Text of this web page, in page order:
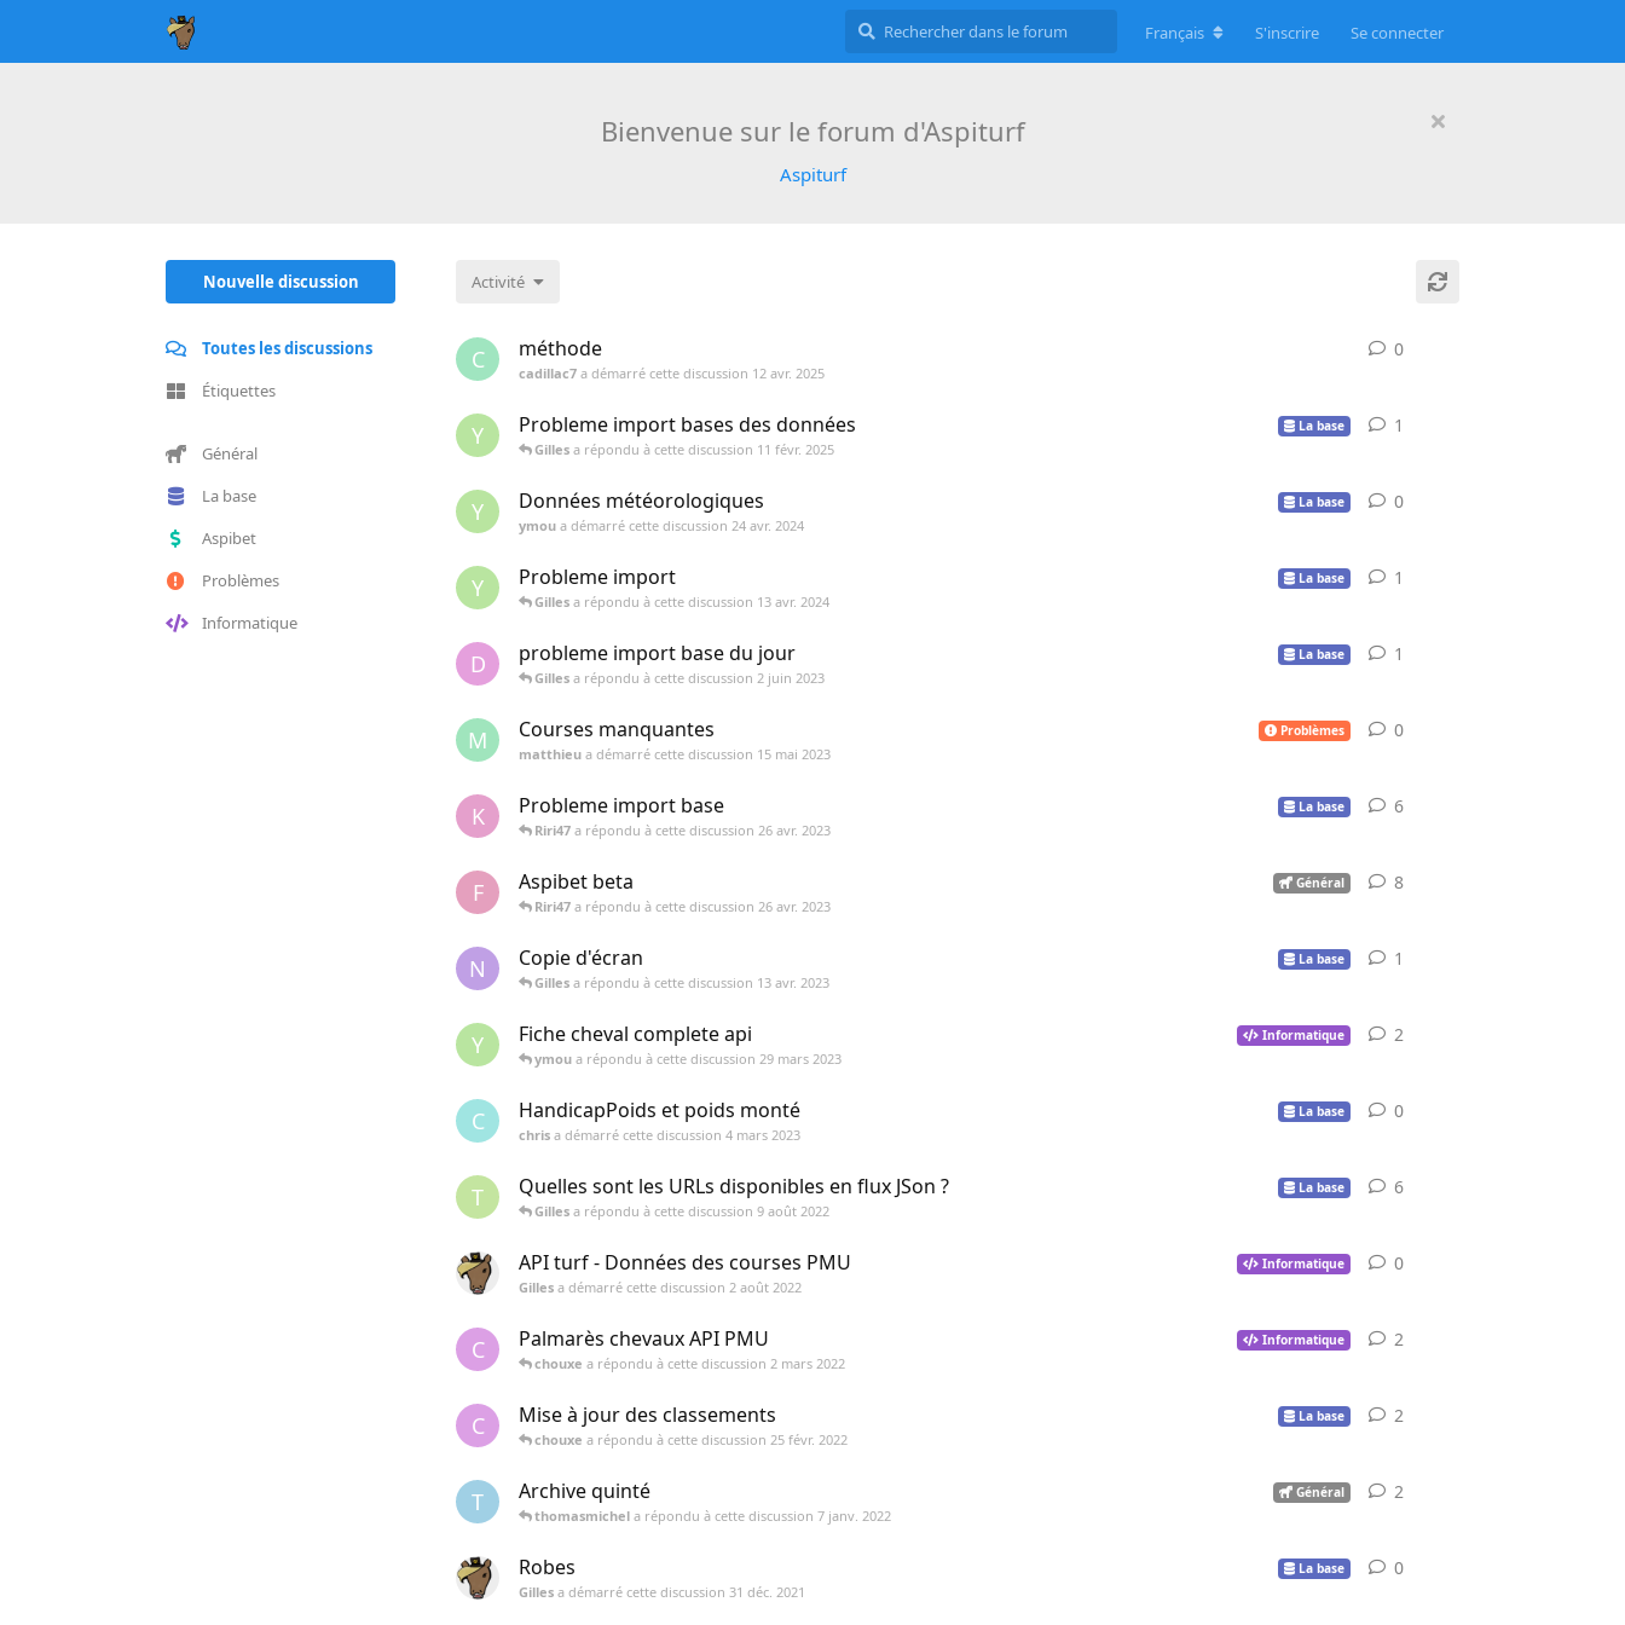
Français S'inscrire Se connecter
Bienvenue sur le forum d'Aspiturf
Aspiturf
Nouvelle discussion
Toutes les discussions
Étiquettes
Général
La base
Aspibet
Problèmes
Informatique
Activité
C méthode
cadillac7 a démarré cette discussion 12 avr. 2025
0
Y Probleme import bases des données La base
Gilles a répondu à cette discussion 11 févr. 2025
1
Y Données météorologiques La base
ymou a démarré cette discussion 24 avr. 2024
0
Y Probleme import La base
Gilles a répondu à cette discussion 13 avr. 2024
1
D probleme import base du jour La base
Gilles a répondu à cette discussion 2 juin 2023
1
M Courses manquantes Problèmes
matthieu a démarré cette discussion 15 mai 2023
0
K Probleme import base La base
Riri47 a répondu à cette discussion 26 avr. 2023
6
F Aspibet beta Général
Riri47 a répondu à cette discussion 26 avr. 2023
8
N Copie d'écran La base
Gilles a répondu à cette discussion 13 avr. 2023
1
Y Fiche cheval complete api Informatique
ymou a répondu à cette discussion 29 mars 2023
2
C HandicapPoids et poids monté La base
chris a démarré cette discussion 4 mars 2023
0
T Quelles sont les URLs disponibles en flux JSon ? La base
Gilles a répondu à cette discussion 9 août 2022
6
API turf - Données des courses PMU Informatique
Gilles a démarré cette discussion 2 août 2022
0
C Palmarès chevaux API PMU Informatique
chouxe a répondu à cette discussion 2 mars 2022
2
C Mise à jour des classements La base
chouxe a répondu à cette discussion 25 févr. 2022
2
T Archive quinté Général
thomasmichel a répondu à cette discussion 7 janv. 2022
2
Robes La base
Gilles a démarré cette discussion 31 déc. 2021
0